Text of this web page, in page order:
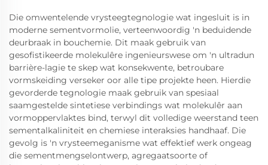
Die omwentelende vrysteegtegnologie wat ingesluit is in
moderne sementvormolie, verteenwoordig 'n beduidende
deurbraak in bouchemie. Dit maak gebruik van
gesofistikeerde molekulêre ingenieurswese om 'n ultradun
barrière-lagie te skep wat konsekwente, betroubare
vormskeiding verseker oor alle tipe projekte heen. Hierdie
gevorderde tegnologie maak gebruik van spesiaal
saamgestelde sintetiese verbindings wat molekulêr aan
vormoppervlaktes bind, terwyl dit volledige weerstand teen
sementalkaliniteit en chemiese interaksies handhaaf. Die
gevolg is 'n vrysteemeganisme wat effektief werk ongeag
die sementmengselontwerp, agregaatsoorte of